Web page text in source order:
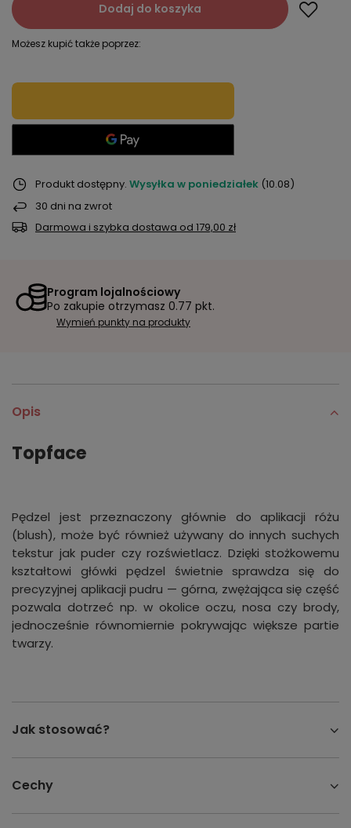
Dodaj do koszyka
Możesz kupić także poprzez:
Produkt dostępny Wysyłka w poniedziałek (10.08)
30 dni na zwrot
Darmowa i szybka dostawa od 179,00 zł
Program lojalnościowy
Po zakupie otrzymasz 0.77 pkt.
Wymień punkty na produkty
Opis
Topface
Pędzel jest przeznaczony głównie do aplikacji różu
(blush), może być również używany do innych suchych
tekstur jak puder czy rozświetlacz. Dzięki stożkowemu
kształtowi główki pędzel świetnie sprawdza się do
precyzyjnej aplikacji pudru — górna, zwężająca się część
pozwala dotrzeć np. w okolice oczu, nosa czy brody,
jednocześnie równomiernie pokrywając większe partie
twarzy.
Jak stosować?
Cechy